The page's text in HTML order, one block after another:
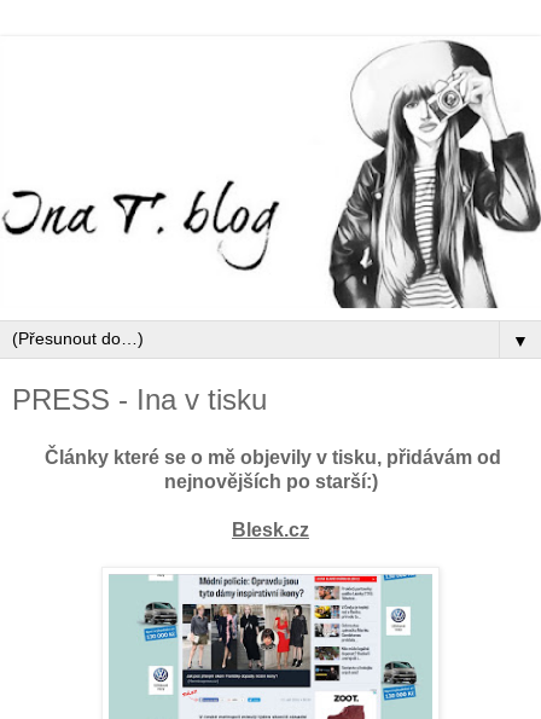
▼
PRESS - Ina v tisku
Články které se o mě objevily v tisku, přidávám od
nejnovějších po starší:)
Blesk.cz